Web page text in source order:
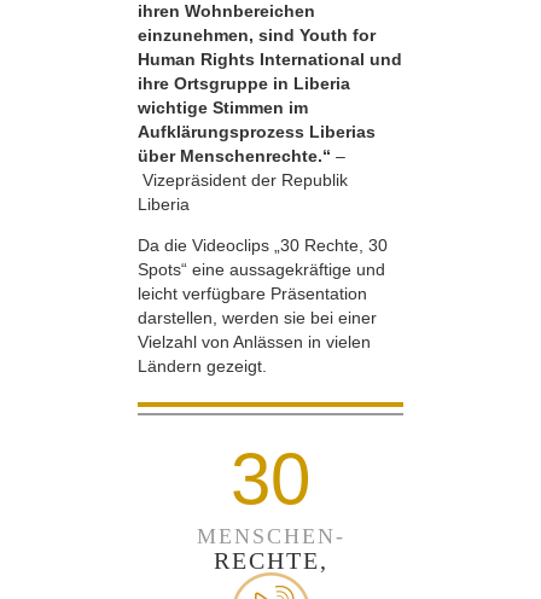
ihren Wohnbereichen
einzunehmen, sind Youth for
Human Rights International und
ihre Ortsgruppe in Liberia
wichtige Stimmen im
Aufklärungsprozess Liberias
über Menschenrechte.“ –
Vizepräsident der Republik
Liberia
Da die Videoclips „30 Rechte, 30
Spots“ eine aussagekräftige und
leicht verfügbare Präsentation
darstellen, werden sie bei einer
Vielzahl von Anlässen in vielen
Ländern gezeigt.
30
MENSCHEN-
RECHTE,